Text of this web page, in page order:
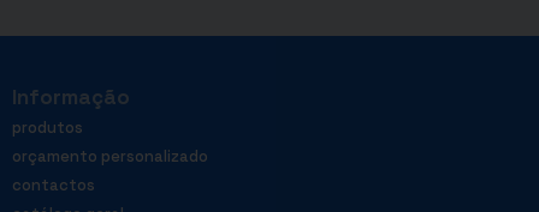
Informação
produtos
orçamento personalizado
contactos